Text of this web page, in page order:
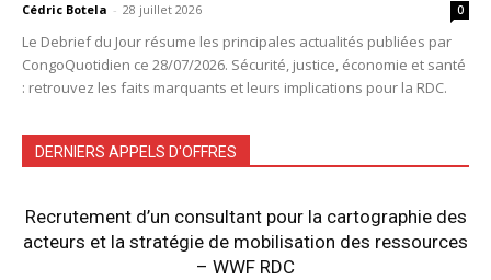
Cédric Botela - 28 juillet 2026 0
Le Debrief du Jour résume les principales actualités publiées par
CongoQuotidien ce 28/07/2026. Sécurité, justice, économie et santé
: retrouvez les faits marquants et leurs implications pour la RDC.
DERNIERS APPELS D'OFFRES
Recrutement d’un consultant pour la cartographie des
acteurs et la stratégie de mobilisation des ressources
– WWF RDC